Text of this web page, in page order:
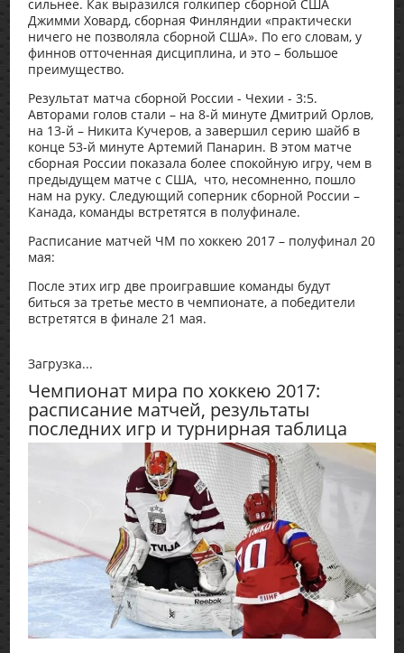
сильнее. Как выразился голкипер сборной США
Джимми Ховард, сборная Финляндии «практически
ничего не позволяла сборной США». По его словам, у
финнов отточенная дисциплина, и это – большое
преимущество.
Результат матча сборной России - Чехии - 3:5.
Авторами голов стали – на 8-й минуте Дмитрий Орлов,
на 13-й – Никита Кучеров, а завершил серию шайб в
конце 53-й минуте Артемий Панарин. В этом матче
сборная России показала более спокойную игру, чем в
предыдущем матче с США, что, несомненно, пошло
нам на руку. Следующий соперник сборной России –
Канада, команды встретятся в полуфинале.
Расписание матчей ЧМ по хоккею 2017 – полуфинал 20
мая:
После этих игр две проигравшие команды будут
биться за третье место в чемпионате, а победители
встретятся в финале 21 мая.
Загрузка...
Чемпионат мира по хоккею 2017:
расписание матчей, результаты
последних игр и турнирная таблица